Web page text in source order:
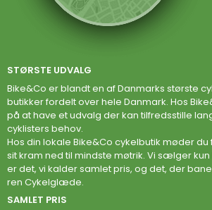
STØRSTE UDVALG
Bike&Co er blandt en af Danmarks største
butikker fordelt over hele Danmark. Hos
på at have et udvalg der kan tilfredsstille
cyklisters behov.
Hos din lokale Bike&Co cykelbutik møder
sit kram ned til mindste møtrik. Vi sælger
er det, vi kalder samlet pris, og det, der
ren Cykelglæde.
SAMLET PRIS